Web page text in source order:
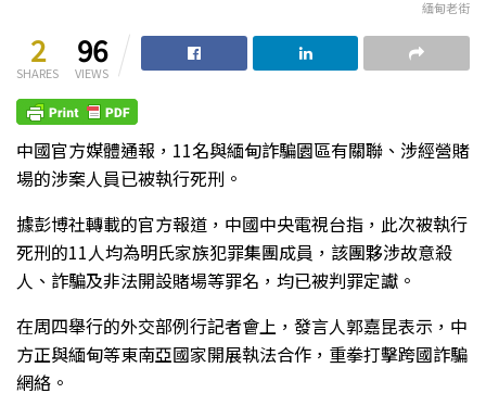
緬甸老街
2
SHARES
96
VIEWS
中國官方媒體通報，11名與緬甸詐騙園區有關聯、涉經營賭
場的涉案人員已被執行死刑。
據彭博社轉載的官方報道，中國中央電視台指，此次被執行
死刑的11人均為明氏家族犯罪集團成員，該團夥涉故意殺
人、詐騙及非法開設賭場等罪名，均已被判罪定讞。
在周四舉行的外交部例行記者會上，發言人郭嘉昆表示，中
方正與緬甸等東南亞國家開展執法合作，重拳打擊跨國詐騙
網絡。